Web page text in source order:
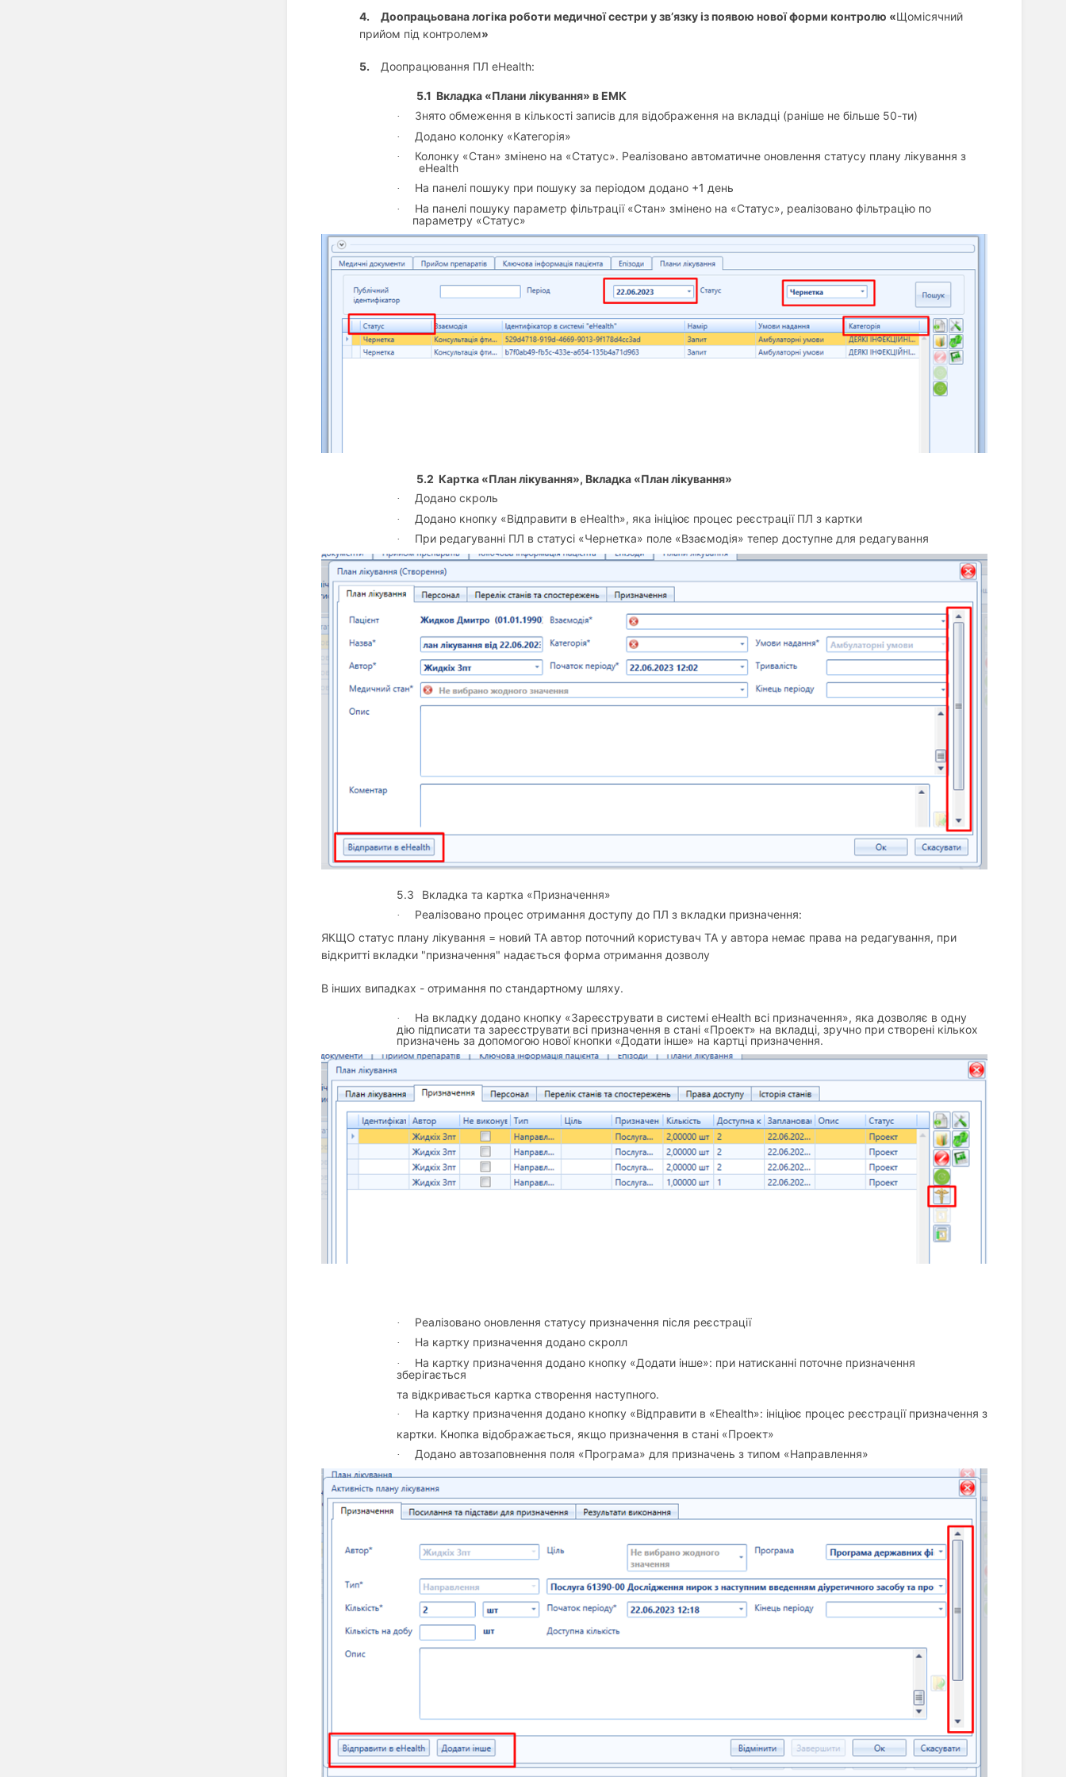
4. Доопрацьована логіка роботи медичної сестри у зв’язку із появою нової форми контролю «Щомісячний
прийом під контролем»
5. Доопрацювання ПЛ eHealth:
5.1 Вкладка «Плани лікування» в ЕМК
· Знято обмеження в кількості записів для відображення на вкладці (раніше не більше 50-ти)
· Додано колонку «Категорія»
·
Колонку «Стан» змінено на «Статус». Реалізовано автоматичне оновлення статусу плану лікування з
eHealth
· На панелі пошуку при пошуку за періодом додано +1 день
·
На панелі пошуку параметр фільтрації «Стан» змінено на «Статус», реалізовано фільтрацію по
параметру «Статус»
5.2 Картка «План лікування», Вкладка «План лікування»
· Додано скроль
· Додано кнопку «Відправити в eHealth», яка ініціює процес реєстрації ПЛ з картки
· При редагуванні ПЛ в статусі «Чернетка» поле «Взаємодія» тепер доступне для редагування
5.3 Вкладка та картка «Призначення»
·
Реалізовано процес отримання доступу до ПЛ з вкладки призначення:
ЯКЩО статус плану лікування = новий ТА автор поточний користувач ТА у автора немає права на редагування, при
відкритті вкладки "призначення" надається форма отримання дозволу
В інших випадках - отримання по стандартному шляху.
·
На вкладку додано кнопку «Зареєструвати в системі eHealth всі призначення», яка дозволяє в одну
дію підписати та зареєструвати всі призначення в стані «Проект» на вкладці, зручно при створені кількох
призначень за допомогою нової кнопки «Додати інше» на картці призначення.
· Реалізовано оновлення статусу призначення після реєстрації
· На картку призначення додано скролл
·
На картку призначення додано кнопку «Додати інше»: при натисканні поточне призначення
зберігається
та відкривається картка створення наступного.
·
На картку призначення додано кнопку «Відправити в «Ehealth»: ініціює процес реєстрації призначення з
картки. Кнопка відображається, якщо призначення в стані «Проект»
· Додано автозаповнення поля «Програма» для призначень з типом «Направлення»